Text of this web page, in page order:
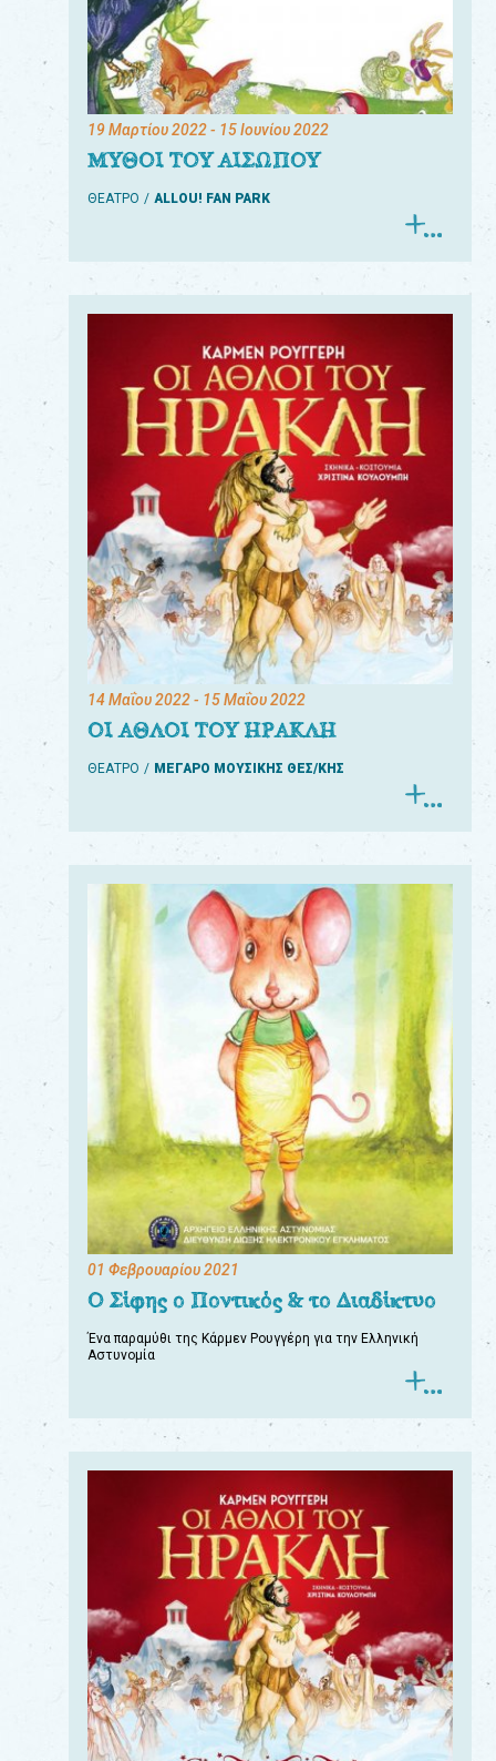
19 Μαρτίου 2022- 15 Ιουνίου 2022
ΜΥΘΟΙ ΤΟΥ ΑΙΣΩΠΟΥ
ΘΕΑΤΡΟ ALLOU! FAN PARK
14 Μαΐου 2022- 15 Μαΐου 2022
ΟΙ ΑΘΛΟΙ ΤΟΥ ΗΡΑΚΛΗ
ΘΕΑΤΡΟ ΜΕΓΑΡΟ ΜΟΥΣΙΚΗΣ ΘΕΣ/ΚΗΣ
01 Φεβρουαρίου 2021
Ο Σίφης ο Ποντικός & το Διαδίκτυο
Ένα παραμύθι της Κάρμεν Ρουγγέρη για την Ελληνική
Αστυνομία